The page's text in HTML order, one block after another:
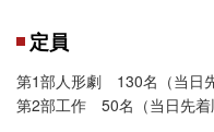
定員
第1部人形劇 130名（当日
第2部工作 50名（当日先着